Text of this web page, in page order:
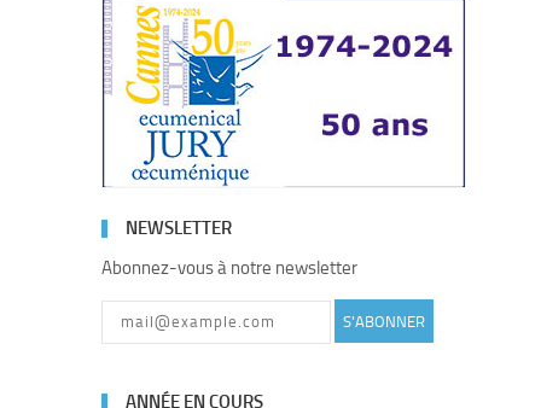
NEWSLETTER
Abonnez-vous à notre newsletter
S'ABONNER
ANNÉE EN COURS